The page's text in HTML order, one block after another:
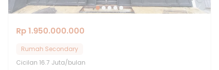
Rp 1.950.000.000
Rumah Secondary
Cicilan 16.7 Juta/bulan